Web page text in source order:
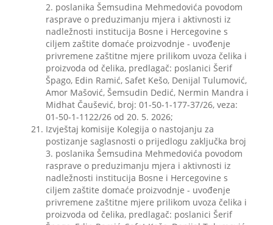
2. poslanika Šemsudina Mehmedovića povodom
rasprave o preduzimanju mjera i aktivnosti iz
nadležnosti institucija Bosne i Hercegovine s
ciljem zaštite domaće proizvodnje - uvođenje
privremene zaštitne mjere prilikom uvoza čelika i
proizvoda od čelika, predlagač: poslanici Šerif
Špago, Edin Ramić, Safet Kešo, Denijal Tulumović,
Amor Mašović, Šemsudin Dedić, Nermin Mandra i
Midhat Čaušević, broj: 01-50-1-177-37/26, veza:
01-50-1-1122/26 od 20. 5. 2026;
Izvještaj komisije Kolegija o nastojanju za
postizanje saglasnosti o prijedlogu zaključka broj
3. poslanika Šemsudina Mehmedovića povodom
rasprave o preduzimanju mjera i aktivnosti iz
nadležnosti institucija Bosne i Hercegovine s
ciljem zaštite domaće proizvodnje - uvođenje
privremene zaštitne mjere prilikom uvoza čelika i
proizvoda od čelika, predlagač: poslanici Šerif